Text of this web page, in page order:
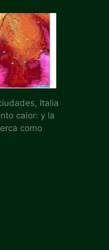
Italia
calor: y la
como